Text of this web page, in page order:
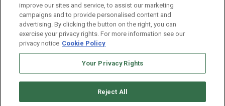
SERVICIOS
Newsletter
Edición Impresa
improve our sites and service, to assist our marketing
campaigns and to provide personalised content and
advertising. By clicking the button on the right, you can
exercise your privacy rights. For more information see our
privacy notice Cookie Policy
Your Privacy Rights
Reject All